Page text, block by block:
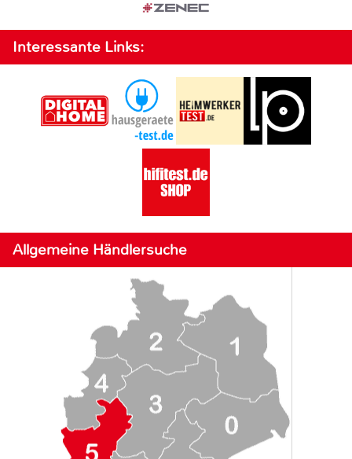
Interessante Links:
Allgemeine Händlersuche